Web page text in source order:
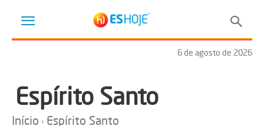
6 de agosto de 2026
Espírito Santo
Início Espírito Santo